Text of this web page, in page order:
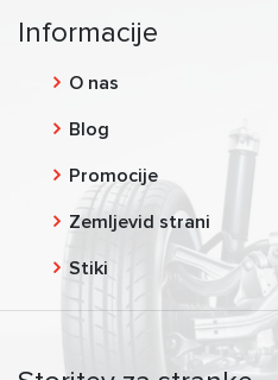
Informacije
O nas
Blog
Promocije
Zemljevid strani
Stiki